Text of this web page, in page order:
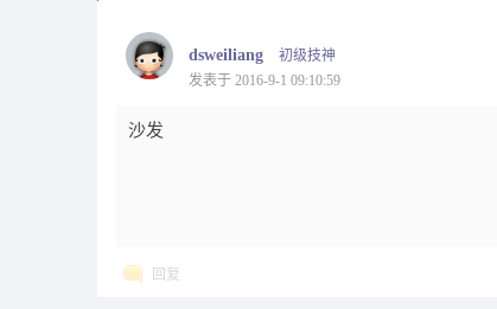
dsweiliang
初级技神
发表于 2016-9-1 09:10:59
沙发
回复